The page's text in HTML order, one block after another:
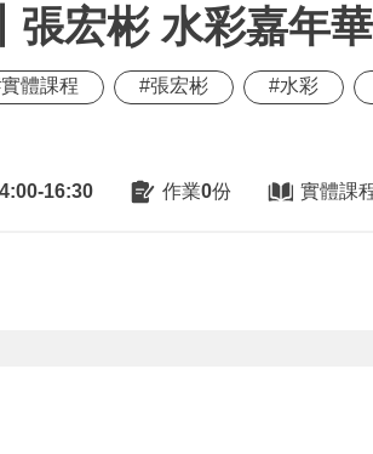
宏彬 水彩嘉年
體課程 #張宏彬 #水彩
16:30 作業0份 實體課